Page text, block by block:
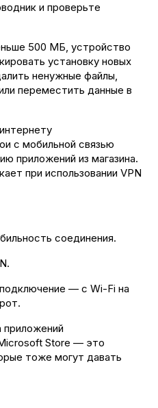
и проверьте
500 МБ, устройство
установку новых
ненужные файлы,
переместить данные в
с мобильной связью
приложений из магазина.
при использовании VPN
соединения.
— с Wi-Fi на
приложений
Store — это
тоже могут давать